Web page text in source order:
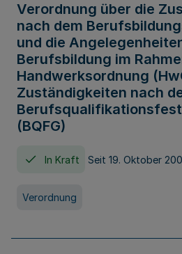
Verordnung über die
nach dem
und die
Berufsbildung im
Handwerksordnung
Zuständigkeiten nach
(BQFG)
In Kraft Seit 19. Oktober
Verordnung